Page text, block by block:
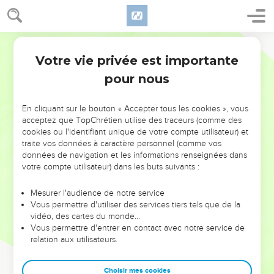
NE MANQUEZ PAS L’ÉVÉNEMENT
DE L’ANNÉE !
ET SI LEURS ERREURS POUVAIENT VOUS ÉVITER LES
VOTRES ?
leur foi ou leur vision. Mais on voit moins les doutes, les erreurs
et les saisons difficiles qu'ils ont traversés, alors même que ce
sont elles qui les ont façonnés.
Dans cette conférence, leaders, entrepreneurs, et responsables
clés pour avancer avec plus de sagesse afin que leurs erreurs
Votre vie privée est importante
pour nous
En cliquant sur le bouton « Accepter tous les cookies », vous
acceptez que TopChrétien utilise des traceurs (comme des
cookies ou l'identifiant unique de votre compte utilisateur) et
traite vos données à caractère personnel (comme vos
données de navigation et les informations renseignées dans
votre compte utilisateur) dans les buts suivants :
Mesurer l'audience de notre service
Vous permettre d'utiliser des services tiers tels que de la
vidéo, des cartes du monde…
Vous permettre d'entrer en contact avec notre service de
relation aux utilisateurs.
Choisir mes cookies